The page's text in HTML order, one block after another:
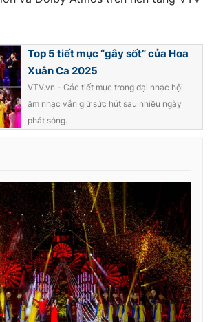
VTV:
024.66 897 897
024-7300.7108
mọi hình thức nếu không có sự chấp
Ghi rõ nguồn VTV.vn khi phát hành lại
này.
Top 5 tiết mục “gây sốt” của Hoa
Xuân Ca 2025
VTV.vn - Các tiết mục trong đại nhạc hội
âm nhạc vẫn giữ sức hút sau nhiều ngày
phát sóng.